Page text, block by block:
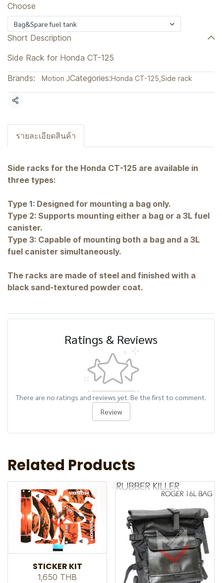
Choose
Bag&Spare fuel tank
Short Description
Side Rack for Honda CT-125
Brands: Motion JCategories:Honda CT-125 Side rack
Share
รายละเอียดสินค้า
Side racks for the Honda CT-125 are available in
three types:
Type 1: Designed for mounting a bag only.
Type 2: Supports mounting either a bag or a 3L fuel
canister.
Type 3: Capable of mounting both a bag and a 3L
fuel canister simultaneously.
The racks are made of steel and finished with a
black sand-textured powder coat.
Ratings & Reviews
There are no ratings and reviews yet. Be the first to comment.
Review
Related Products
STICKER KIT
1,650 THB